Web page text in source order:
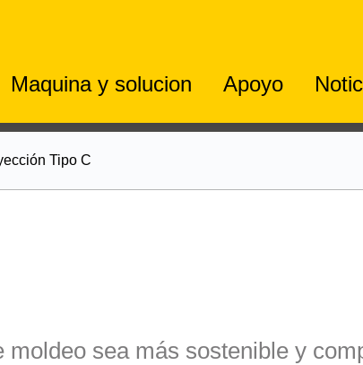
Maquina y solucion Apoyo
Tipo C
sea más sostenible y